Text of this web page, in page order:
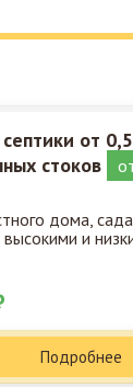
от
стоков
дома,
и
Подробнее